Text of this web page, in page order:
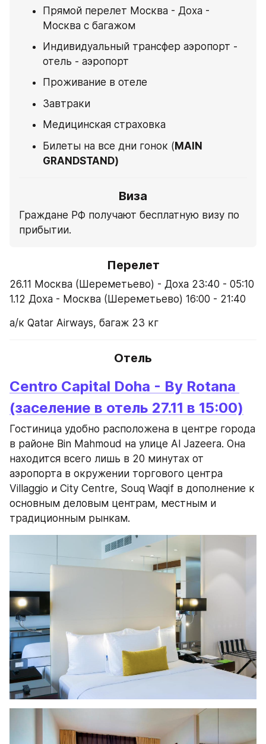
Прямой перелет Москва - Доха -
Москва с багажом
Индивидуальный трансфер аэропорт -
отель - аэропорт
Проживание в отеле
Завтраки
Медицинская страховка
Билеты на все дни гонок (MAIN
GRANDSTAND)
Виза
Граждане РФ получают бесплатную визу по
прибытии.
Перелет
26.11 Москва (Шереметьево) - Доха 23:40 - 05:10
1.12 Доха - Москва (Шереметьево) 16:00 - 21:40
а/к Qatar Airways, багаж 23 кг
Отель
Centro Capital Doha - By Rotana
(заселение в отель 27.11 в 15:00)
Гостиница удобно расположена в центре города
в районе Bin Mahmoud на улице Al Jazeera. Она
находится всего лишь в 20 минутах от
аэропорта в окружении торгового центра
Villaggio и City Centre, Souq Waqif в дополнение к
основным деловым центрам, местным и
традиционным рынкам.